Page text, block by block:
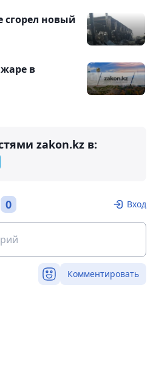
сгорел новый
в
zakon.kz в:
0 Вход
Комментировать